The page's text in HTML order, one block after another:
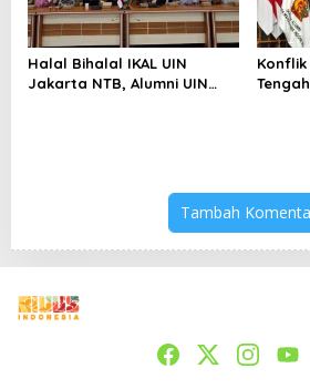
Halal Bihalal IKAL UIN
Jakarta NTB, Alumni UIN
Tambah